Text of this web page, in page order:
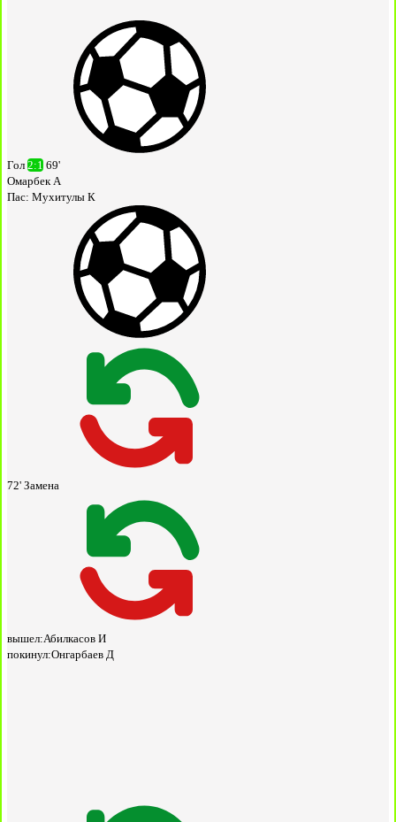
Гол 2:1 69'
Омарбек А
Пас: Мухитулы К
72' Замена
вышел:Абилкасов И
покинул:Онгарбаев Д